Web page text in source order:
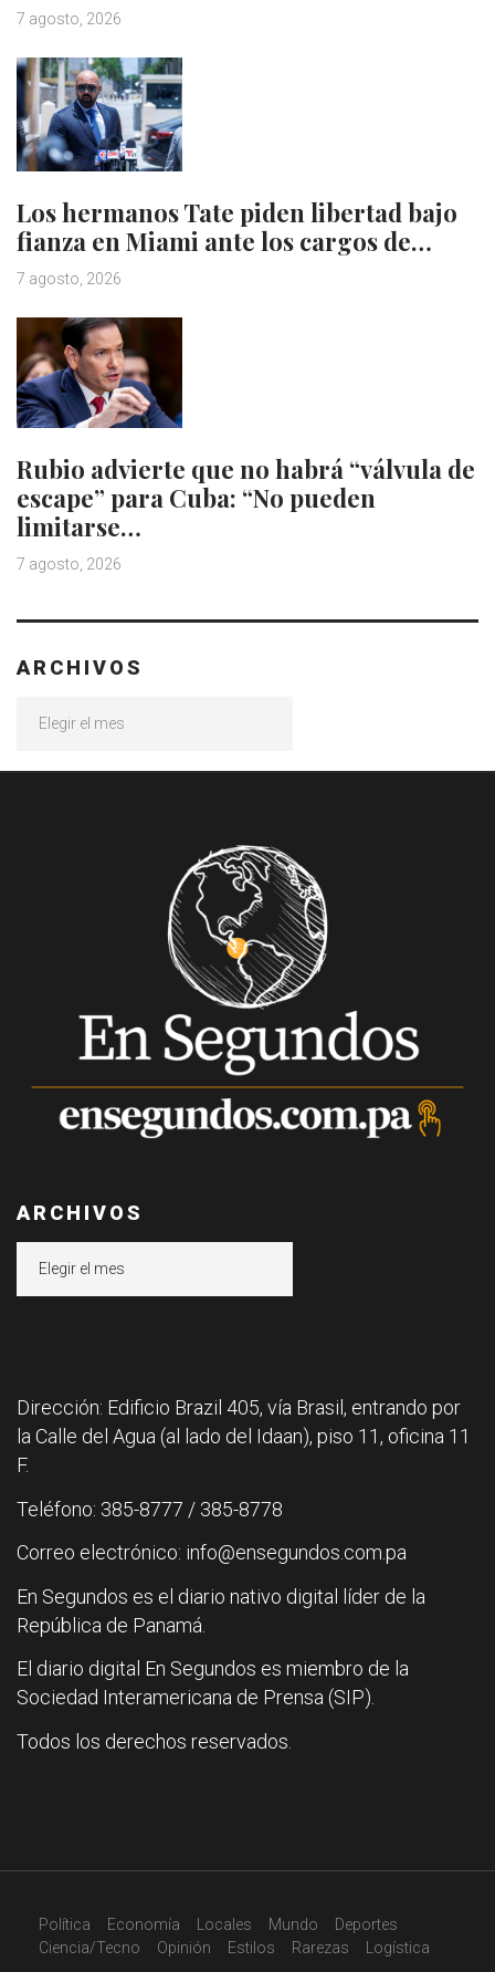
7 agosto, 2026
Los hermanos Tate piden libertad bajo
fianza en Miami ante los cargos de…
7 agosto, 2026
Rubio advierte que no habrá “válvula de
escape” para Cuba: “No pueden
limitarse…
7 agosto, 2026
ARCHIVOS
ARCHIVOS
Dirección: Edificio Brazil 405, vía Brasil, entrando por
la Calle del Agua (al lado del Idaan), piso 11, oficina 11
F.
Teléfono: 385-8777 / 385-8778
Correo electrónico: info@ensegundos.com.pa
En Segundos es el diario nativo digital líder de la
República de Panamá.
El diario digital En Segundos es miembro de la
Sociedad Interamericana de Prensa (SIP).
Todos los derechos reservados.
Política Economía Locales Mundo
Deportes
Ciencia/Tecno
Opinión Estilos Rarezas Logística